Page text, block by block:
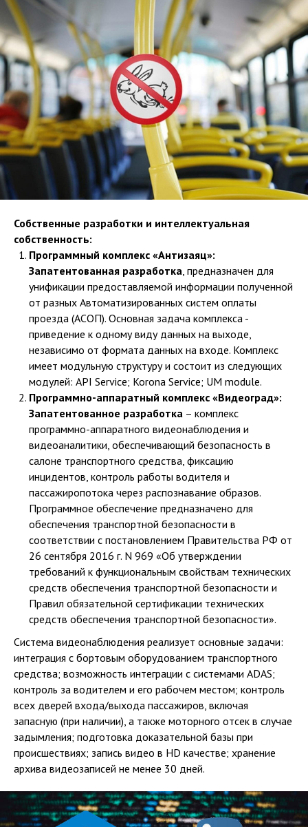
Собственные разработки и интеллектуальная
собственность:
Программный комплекс «Антизаяц»:
Запатентованная разработка , предназначен для
унификации предоставляемой информации полученной
от разных Автоматизированных систем оплаты
проезда (АСОП). Основная задача комплекса -
приведение к одному виду данных на выходе,
независимо от формата данных на входе. Комплекс
имеет модульную структуру и состоит из следующих
модулей: API Service; Korona Service; UM module.
Программно-аппаратный комплекс «Видеоград»:
Запатентованное разработка – комплекс
программно-аппаратного видеонаблюдения и
видеоаналитики, обеспечивающий безопасность в
салоне транспортного средства, фиксацию
инцидентов, контроль работы водителя и
пассажиропотока через распознавание образов.
Программное обеспечение предназначено для
обеспечения транспортной безопасности в
соответствии с постановлением Правительства РФ от
26 сентября 2016 г. N 969 «Об утверждении
требований к функциональным свойствам технических
средств обеспечения транспортной безопасности и
Правил обязательной сертификации технических
средств обеспечения транспортной безопасности».
Система видеонаблюдения реализует основные задачи:
интеграция с бортовым оборудованием транспортного
средства; возможность интеграции с системами ADAS;
контроль за водителем и его рабочем местом; контроль
всех дверей входа/выхода пассажиров, включая
запасную (при наличии), а также моторного отсек в случае
задымления; подготовка доказательной базы при
происшествиях; запись видео в HD качестве; хранение
архива видеозаписей не менее 30 дней.